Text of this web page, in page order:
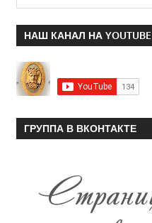
НАШ КАНАЛ НА YOUTUBE
ГРУППА В ВКОНТАКТЕ